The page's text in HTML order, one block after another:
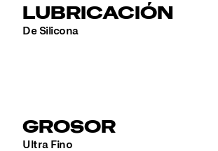
LUBRICACIÓN
De Silicona
GROSOR
Ultra Fino